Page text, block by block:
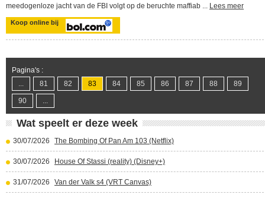
meedogenloze jacht van de FBI volgt op de beruchte maffiab ... Lees meer
Koop online bij
Pagina's :
...
81 82 83 84 85 86 87 88 89
90 ...
Wat speelt er deze week
30/07/2026 The Bombing Of Pan Am 103 (Netflix)
30/07/2026 House Of Stassi (reality) (Disney+)
31/07/2026 Van der Valk s4 (VRT Canvas)